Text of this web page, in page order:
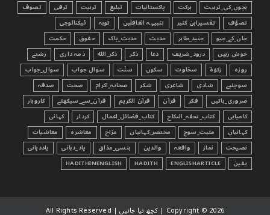
بچوں_کی_تربیت
برکت پاکستانیات تبليغ تربیت ترقی
تصوف
تصوّف
تفسیرابن کثیر تنبیہہ الغافلین توبہ
ٹیکنالوجی
جان_کے_جیو
جنید_طاہر حدیث حدیث_پاک حقوق
حکمت
خوش رہیں
درود_شریف دعا ذکر ذکر_الله ذمہ داری
رشتے
روزہ
زکوٰۃ سخاوت سکون سنّت سوال جواب
سوال_جواب
سوچئیے
شادی شاعری شکر صحابہ_اکرام صحت
صدقہ
ضروری_باتیں
فکر قرآن قرآن الکریم قرآن_سے_سیکھئے
کاروبار
کامیابی
کتاب_تحفہ_النکاح کتاب_فضائل_اعمال کردار
کہانی
کہانیاں
مثبت_سوچ مختصر_کہانیاں مزاح معاشرہ
معاشیات
نصیحت
نماز واقعہ والدین ہنسی_مذاق یاد_دہانی
یاددہانی
یقین
ENGLISHARTICLE
HADITH
HADITHINENGLISH
Copyright © 2026 | کچھ نیا جانیں | All Rights Reserved